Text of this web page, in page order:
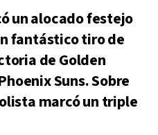
un alocado festejo
fantástico tiro de
de Golden
Suns. Sobre
marcó un triple